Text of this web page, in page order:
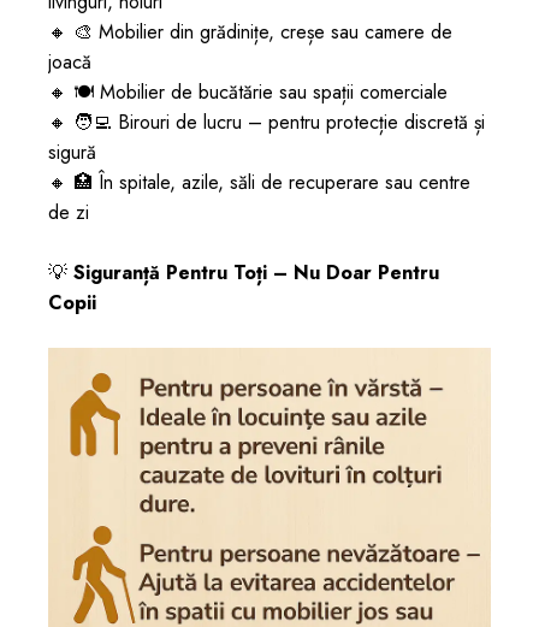
🔸 🎨 Mobilier din grădinițe, creșe sau camere de
joacă
🔸 🍽️ Mobilier de bucătărie sau spații comerciale
🔸 🧑‍💻 Birouri de lucru – pentru protecție discretă și
sigură
🔸 🏥 În spitale, azile, săli de recuperare sau centre
de zi
💡 Siguranță Pentru Toți – Nu Doar Pentru
Copii